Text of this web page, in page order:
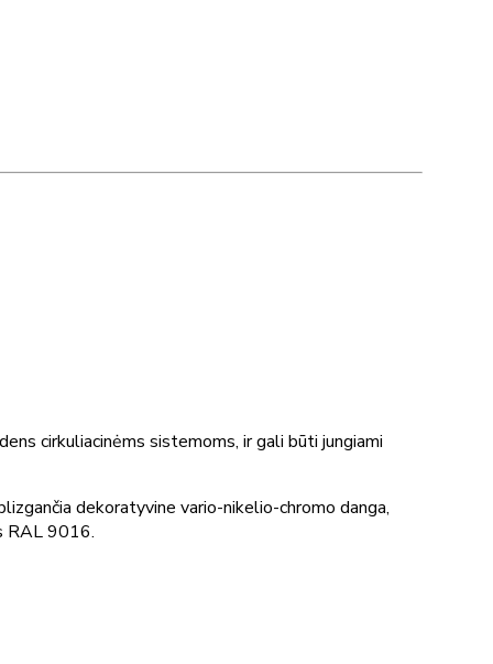
cirkuliacinėms sistemoms, ir gali būti jungiami
dekoratyvine vario-nikelio-chromo danga,
RAL 9016.